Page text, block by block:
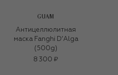
GUAM
Антицеллюлитная
маска Fanghi D’Alga
(500g)
8 300 ₽